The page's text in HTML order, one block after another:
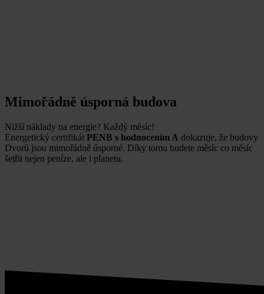
Mimořádně úsporná budova
Nižší náklady na energie? Každý měsíc!
Energetický certifikát PENB s hodnocením A dokazuje, že budovy
Dvorů jsou mimořádně úsporné. Díky tomu budete měsíc co měsíc
šetřit nejen peníze, ale i planetu.